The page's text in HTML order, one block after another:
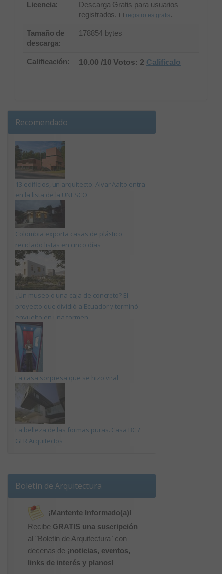
Licencia:
Descarga Gratis para usuarios
registrados. El registro es gratis.
Tamaño de
descarga:
178854 bytes
Calificación: 10.00 /10 Votos: 2 Califícalo
Recomendado
13 edificios, un arquitecto: Alvar Aalto entra
en la lista de la UNESCO
Colombia exporta casas de plástico
reciclado listas en cinco días
¿Un museo o una caja de concreto? El
proyecto que dividió a Ecuador y terminó
envuelto en una tormen...
La casa sorpresa que se hizo viral
La belleza de las formas puras. Casa BC /
GLR Arquitectos
Boletín de Arquitectura
¡Mantente Informado(a)!
Recibe GRATIS una suscripción
al "Boletín de Arquitectura" con
decenas de ¡noticias, eventos,
links de interés y planos!